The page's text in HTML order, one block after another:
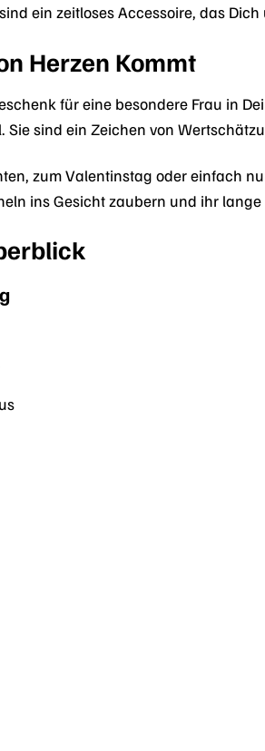
ein zeitloses Accessoire, das
Herzen Kommt
für eine besondere Frau in
sind ein Zeichen von
zum Valentinstag oder einfach
ins Gesicht zaubern und ihr lange